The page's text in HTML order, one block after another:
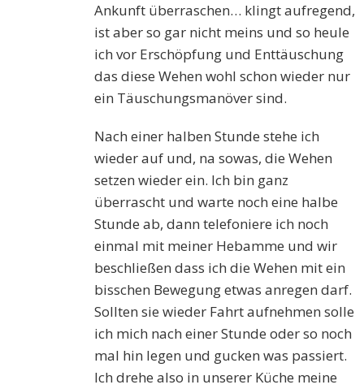
Ankunft überraschen… klingt aufregend,
ist aber so gar nicht meins und so heule
ich vor Erschöpfung und Enttäuschung
das diese Wehen wohl schon wieder nur
ein Täuschungsmanöver sind.
Nach einer halben Stunde stehe ich
wieder auf und, na sowas, die Wehen
setzen wieder ein. Ich bin ganz
überrascht und warte noch eine halbe
Stunde ab, dann telefoniere ich noch
einmal mit meiner Hebamme und wir
beschließen dass ich die Wehen mit ein
bisschen Bewegung etwas anregen darf.
Sollten sie wieder Fahrt aufnehmen solle
ich mich nach einer Stunde oder so noch
mal hin legen und gucken was passiert.
Ich drehe also in unserer Küche meine